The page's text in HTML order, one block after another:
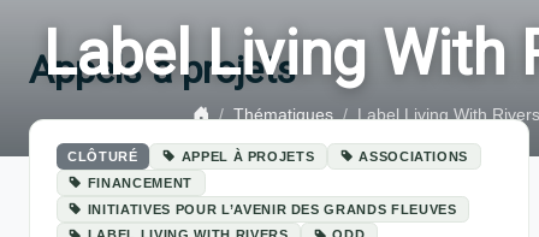
Label Living With
Thématiques Label Living With Rivers
Appels à projets
CLÔTURÉ APPEL À PROJETS
ASSOCIATIONS
FINANCEMENT
INITIATIVES POUR L’AVENIR DES GRANDS FLEUVES